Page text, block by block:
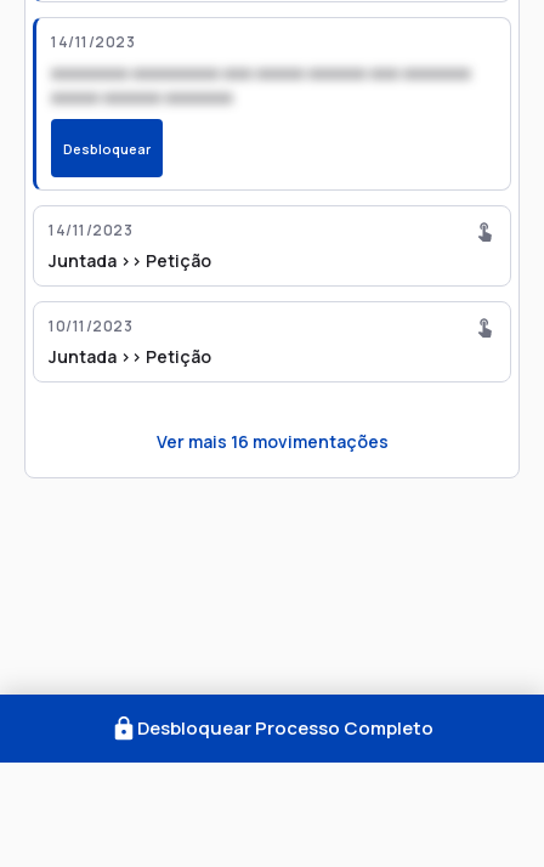
14/11/2023
xxxxxxxx xxxxxxxxx xxx xxxxx xxxxxx xxx xxxxxxx
xxxxx xxxxxx xxxxxxx
Desbloquear
14/11/2023
Juntada >> Petição
10/11/2023
Juntada >> Petição
Ver mais 16 movimentações
Desbloquear Processo Completo